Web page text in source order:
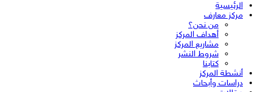
الرئيسية
مركز معارف
من نحن؟
أهداف المركز
مشاريع المركز
شروط النشر
كتابنا
أنشطة المركز
دراسات وأبحاث